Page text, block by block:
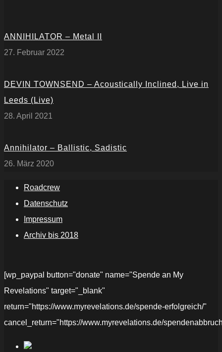
ANNIHILATOR – Metal II
27. Februar 2022
DEVIN TOWNSEND – Acoustically Inclined, Live in
Leeds (Live)
28. April 2021
Annihilator – Ballistic, Sadistic
26. März 2020
Roadcrew
Datenschutz
Impressum
Archiv bis 2018
[wp_paypal button="donate" name="Spende an My
Revelations" target="_blank"
return="https://www.myrevelations.de/spende-erfolgreich/"
cancel_return="https://www.myrevelations.de/